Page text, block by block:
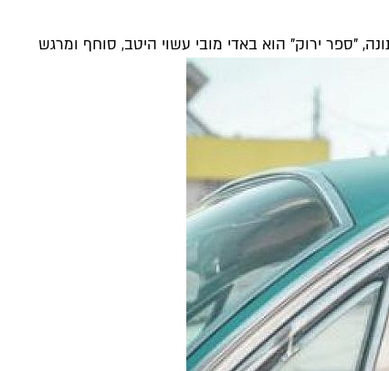
"ספר ירוק" הוא באדי מובי עשוי היטב, סוחף ומרגש